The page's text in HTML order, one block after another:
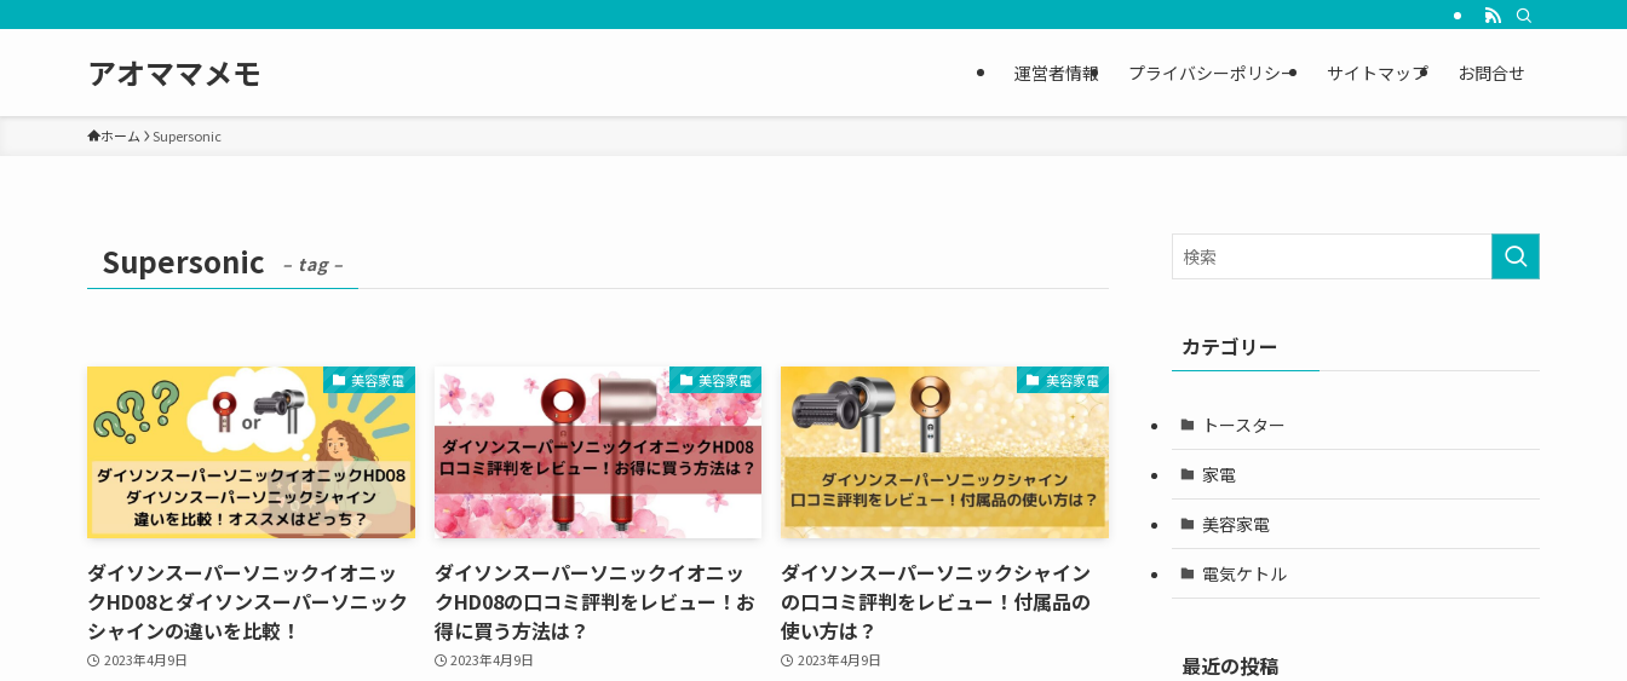
アオママメモ 運営者情報 プライバシーポリシー サイトマップ お問合せ
ホーム Supersonic
Supersonic – tag –
美容家電
ダイソンスーパーソニックイオニッ
クHD08とダイソンスーパーソニック
シャインの違いを比較！
2023年4月9日
美容家電
ダイソンスーパーソニックイオニッ
クHD08の口コミ評判をレビュー！お
得に買う方法は？
2023年4月9日
美容家電
ダイソンスーパーソニックシャイン
の口コミ評判をレビュー！付属品の
使い方は？
2023年4月9日
カテゴリー
トースター
家電
美容家電
電気ケトル
最近の投稿